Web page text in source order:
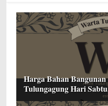
Harga Bahan
Tulungagung Hari